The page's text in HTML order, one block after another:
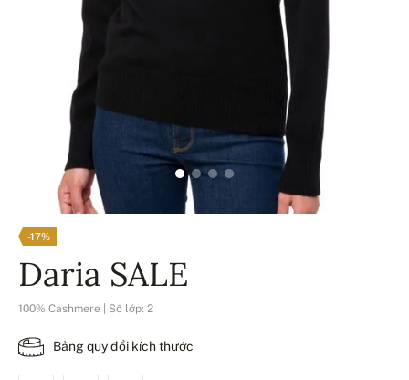
-17%
Daria SALE
100% Cashmere | Số lớp: 2
Bảng quy đổi kích thước